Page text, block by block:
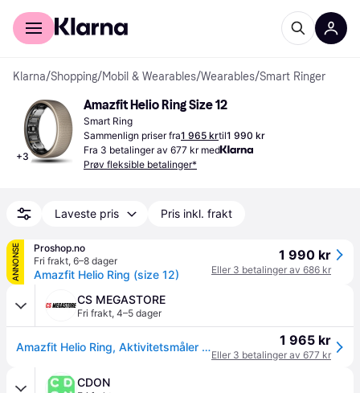
For kunder
Klarna/Shopping/Mobil & Wearables/Wearables/Smart Ringer
+3
Amazfit Helio Ring Size 12
Smart Ring
Sammenlign priser fra1 965 krtil1 990 kr
Fra 3 betalinger av 677 kr med
Prøv fleksible betalinger*
Laveste pris Pris inkl. frakt
ANNONSE
Proshop.no
Fri frakt, 6–8 dager
Amazfit Helio Ring (size 12)
1 990 kr
Eller 3 betalinger av 686 kr
CS MEGASTORE
Fri frakt, 4–5 dager
Amazfit Helio Ring, Aktivitetsmåler for smartring, 20,5 mAh 1 965 kr
Eller 3 betalinger av 677 kr
CDON